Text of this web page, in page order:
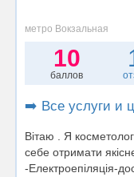
метро Вокзальная
10
баллов
➡️ Все услуги и
Вітаю . Я
себе отримати
-Електроепіляція-